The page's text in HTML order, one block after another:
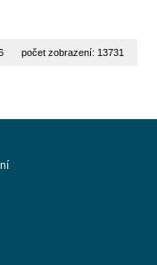
počet zobrazení: 13731